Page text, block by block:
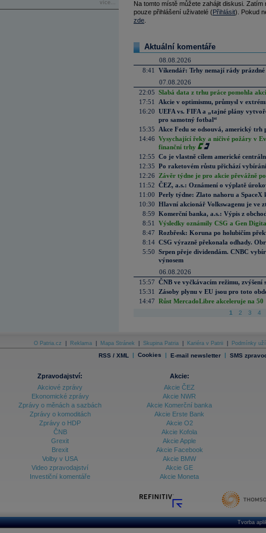
více...
Na tomto místě můžete zahájit diskusi.
pouze přihlášení uživatelé (Přihlásit). Pokud
zde
Aktuální komentáře
08.08.2026
8:41
Víkendář: Trhy nemají rády prázdné
07.08.2026
22:05 Slabá data z trhu práce pomohla
17:51
Akcie v optimismu, průmysl v
16:20 UEFA vs. FIFA a „tajné plány
pro samotný fotbal“
15:35
Akce Fedu se odsouvá, americký
14:46 Vysychající řeky a ničivé požáry v
finanční trhy
12:55 Co je vlastně cílem americké
12:35 Po raketovém růstu přichází
12:26
Závěr týdne je pro akcie převážně
11:52 ČEZ, a.s.: Oznámení o výplatě
11:00 Perly týdne: Zlato nahoru a SpaceX
10:30 Hlavní akcionář Volkswagenu je ve
8:59 Komerční banka, a.s.: Výpis z
8:51
Výsledky oznámily CSG a Gen
8:47 Rozbřesk: Koruna po holubičím
8:14 CSG výrazně překonala odhady.
5:50 Srpen přeje dividendám. CNBC
výnosem
06.08.2026
15:57 ČNB ve vyčkávacím režimu, zvýšení
15:31
Zásoby plynu v EU jsou pro toto
14:47 Růst MercadoLibre akceleruje na
1 2 3 4
O Patria.cz Reklama Mapa Stránek Skupina Patria Kariéra v Patrii Podmínky
RSS / XML | Cookies | E-mail newsletter | SMS
Zpravodajství:
Akciové zprávy
Ekonomické zprávy
Zprávy o měnách a sazbách
Zprávy o komoditách
Zprávy o HDP
ČNB
Grexit
Brexit
Volby v USA
Video zpravodajství
Investiční komentáře
Akcie:
Akcie ČEZ
Akcie NWR
Akcie Komerční banka
Akcie Erste Bank
Akcie O2
Akcie Kofola
Akcie Apple
Akcie Facebook
Akcie BMW
Akcie GE
Akcie Moneta
Tvorba